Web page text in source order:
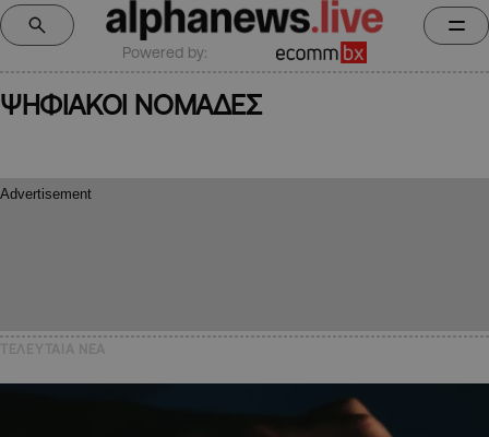
Powered by:
ΨΗΦΙΑΚΟΙ ΝΟΜΑΔΕΣ